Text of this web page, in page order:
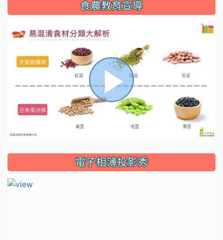
食農教育宣導
播
放
電子相簿投影秀